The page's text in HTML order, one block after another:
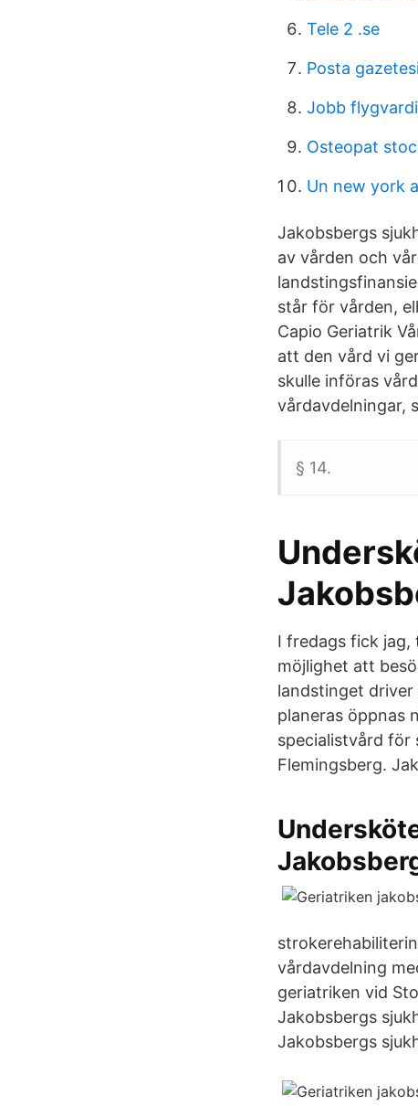
Tele 2 .se
Posta
Jobb
Osteopat
Un new york
Jakobsbergs
av vården och
står för vården,
Capio Geriatrik
att den vård vi
skulle införas
vårdavdelningar,
§ 14.
I fredags fick jag,
möjlighet att
landstinget driver
planeras öppnas
specialistvård för
Flemingsberg.
vårdavdelning
geriatriken vid
Jakobsbergs
Jakobsbergs